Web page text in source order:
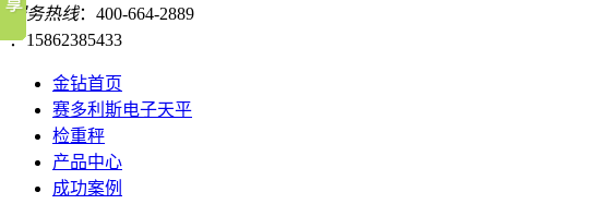
服务热线：400-664-2889
：15862385433
金钻首页
赛多利斯电子天平
检重秤
产品中心
成功案例